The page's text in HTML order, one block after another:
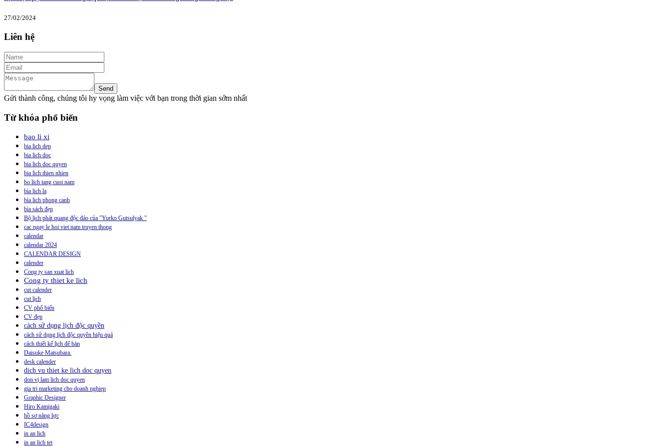
27/02/2024
Liên hệ
Gửi thành công, chúng tôi hy vọng làm việc với bạn trong thời gian sớm nhất
Từ khóa phổ biến
bao li xi
bia lich dep
bia lich doc
bia lich doc quyen
bia lich thien nhien
bo lich tang cuoi nam
bìa lich la
bìa lich phong canh
bìa sách đẹp
Bộ lịch phát quang độc đáo của "Yurko Gutsulyak "
cac ngay le hoi viet nam truyen thong
calendar
calendar 2024
CALENDAR DESIGN
calender
Cong ty san xuat lich
Cong ty thiet ke lich
cut calender
cut lịch
CV phổ biến
CV đẹp
cách sử dụng lịch độc quyền
cách sử dụng lịch độc quyền hiệu quả
cách thiết kế lịch để bàn
Daisuke Matsubara.
desk calender
dich vu thiet ke lich doc quyen
don vị lam lich doc quyen
gia tri marketing cho doanh nghiep
Graphic Designer
Hiro Kamigaki
hồ sơ năng lực
IC4design
in an lich
in an lich tet